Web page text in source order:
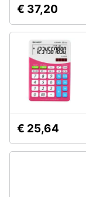
€ 37,20
€ 25,64